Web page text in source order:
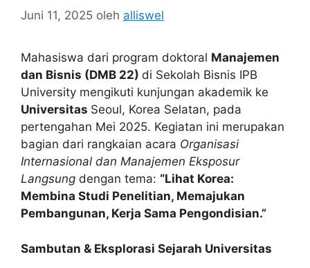
Juni 11, 2025 oleh alliswel
Mahasiswa dari program doktoral Manajemen
dan Bisnis (DMB 22) di Sekolah Bisnis IPB
University mengikuti kunjungan akademik ke
Universitas Seoul, Korea Selatan, pada
pertengahan Mei 2025. Kegiatan ini merupakan
bagian dari rangkaian acara Organisasi
Internasional dan Manajemen Eksposur
Langsung dengan tema: “Lihat Korea:
Membina Studi Penelitian, Memajukan
Pembangunan, Kerja Sama Pengondisian.”
Sambutan & Eksplorasi Sejarah Universitas